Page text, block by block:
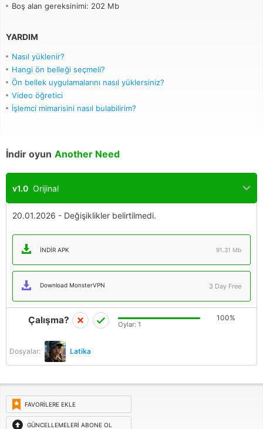
Boş alan gereksinimi: 202 Mb
YARDIM
Nasıl yüklenir?
Hangi ön belleği seçmeli?
Ön bellek uygulamalarını nasıl yüklersiniz?
Video öğretici
İşlemci mimarisini nasıl bulabilirim?
İndir oyun Another Need
v1.0 Orijinal
20.01.2026 - Değişiklikler belirtilmedi.
İNDIR APK 91.31 Mb
Download MonsterVPN 3 Day Free
Dosyalar: Latika
Çalışma? 100%
Oylar: 1
FAVORILERE EKLE
GÜNCELLEMELERI ABONE OL